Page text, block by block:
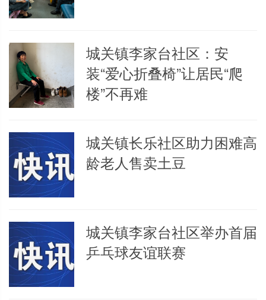
城关镇李家台社区：安
装“爱心折叠椅”让居民“爬
楼”不再难
城关镇长乐社区助力困难高
龄老人售卖土豆
城关镇李家台社区举办首届
乒乓球友谊联赛